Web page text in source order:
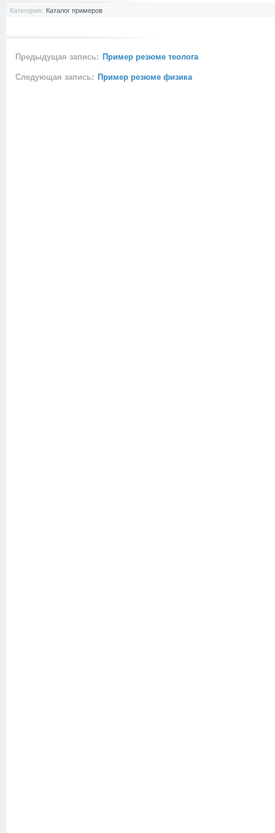
Категория: Каталог примеров
Предыдущая запись: Пример резюме теолога
Следующая запись: Пример резюме физика